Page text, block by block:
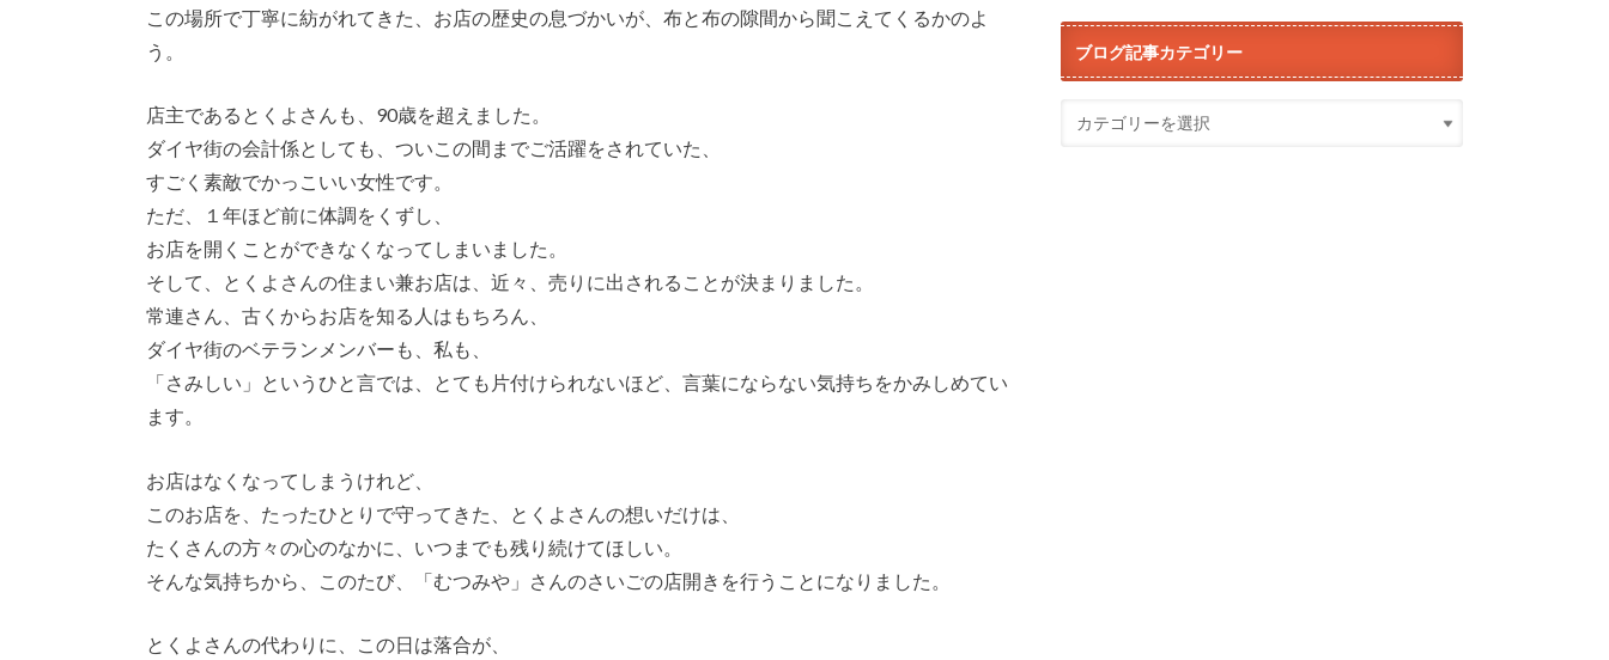
この場所で丁寧に紡がれてきた、お店の歴史の息づかいが、布と布の隙間から聞こえてくるかのよ
う。
店主であるとくよさんも、90歳を超えました。
ダイヤ街の会計係としても、ついこの間までご活躍をされていた、
すごく素敵でかっこいい女性です。
ただ、１年ほど前に体調をくずし、
お店を開くことができなくなってしまいました。
そして、とくよさんの住まい兼お店は、近々、売りに出されることが決まりました。
常連さん、古くからお店を知る人はもちろん、
ダイヤ街のベテランメンバーも、私も、
「さみしい」というひと言では、とても片付けられないほど、言葉にならない気持ちをかみしめてい
ます。
お店はなくなってしまうけれど、
このお店を、たったひとりで守ってきた、とくよさんの想いだけは、
たくさんの方々の心のなかに、いつまでも残り続けてほしい。
そんな気持ちから、このたび、「むつみや」さんのさいごの店開きを行うことになりました。
とくよさんの代わりに、この日は落合が、
ブログ記事カテゴリー